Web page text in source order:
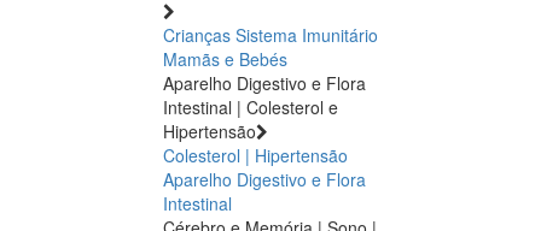
Crianças Sistema Imunitário
Mamãs e Bebés
Aparelho Digestivo e Flora
Intestinal | Colesterol e
Hipertensão
Colesterol | Hipertensão
Aparelho Digestivo e Flora
Intestinal